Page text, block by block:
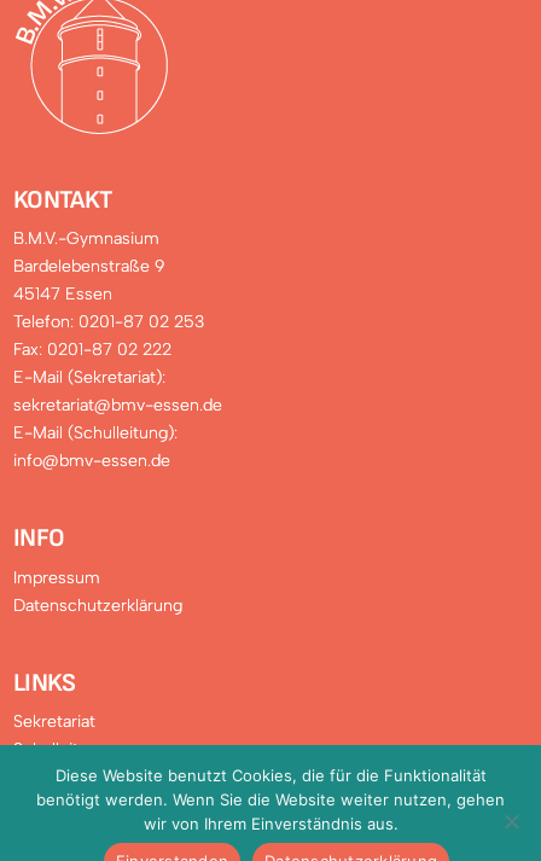
KONTAKT
B.M.V.-Gymnasium
Bardelebenstraße 9
45147 Essen
Telefon: 0201-87 02 253
Fax: 0201-87 02 222
E-Mail (Sekretariat):
sekretariat@bmv-essen.de
E-Mail (Schulleitung):
info@bmv-essen.de
INFO
Impressum
Datenschutzerklärung
LINKS
Sekretariat
Schulleitung
Verwaltung
Downloads
Diese Website benutzt Cookies, die für die Funktionalität
benötigt werden. Wenn Sie die Website weiter nutzen, gehen
wir von Ihrem Einverständnis aus.